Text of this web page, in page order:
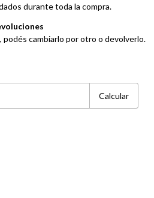
durante toda la compra.
podés cambiarlo por otro o devolverlo.
Calcular